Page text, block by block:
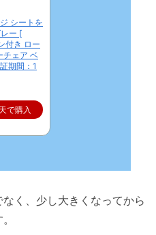
シートを
ー [
付き ロー
チェア ベ
期間：1
で購入
く、少し大きくなってから